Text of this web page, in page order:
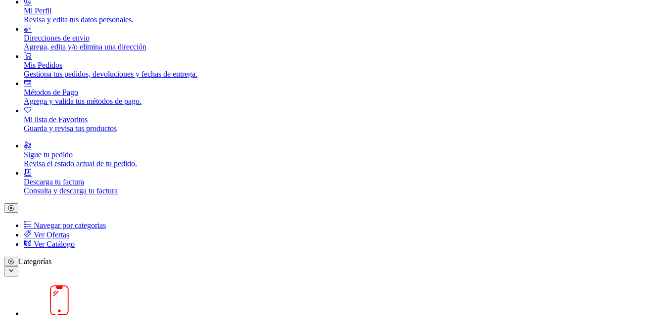
Mi Perfil
Revisa y edita tus datos personales.
Direcciones de envio
Agrega, edita y/o elimina una dirección
Mis Pedidos
Gestiona tus pedidos, devoluciones y fechas de entrega.
Métodos de Pago
Agrega y valida tus métodos de pago.
Mi lista de Favoritos
Guarda y revisa tus productos
Sigue tu pedido
Revisa el estado actual de tu pedido.
Descarga tu factura
Consulta y descarga tu factura
Navegar por categorias
Ver Ofertas
Ver Catálogo
Categorías